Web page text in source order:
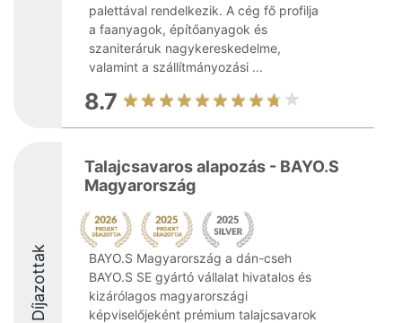
palettával rendelkezik. A cég fő profilja
a faanyagok, építőanyagok és
szaniteráruk nagykereskedelme,
valamint a szállítmányozási ...
8.7
Díjazottak
Talajcsavaros alapozás - BAYO.S
Magyarország
BAYO.S Magyarország a dán-cseh
BAYO.S SE gyártó vállalat hivatalos és
kizárólagos magyarországi
képviselőjeként prémium talajcsavarok